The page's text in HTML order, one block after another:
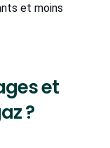
et moins
et
?